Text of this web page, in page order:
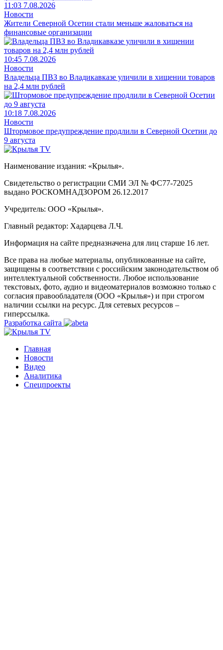
11:03 7.08.2026
Новости
Жители Северной Осетии стали меньше жаловаться на
финансовые организации
10:45 7.08.2026
Новости
Владельца ПВЗ во Владикавказе уличили в хищении товаров
на 2,4 млн рублей
10:18 7.08.2026
Новости
Штормовое предупреждение продлили в Северной Осетии до
9 августа
Наименование издания: «Крылья».
Свидетельство о регистрации СМИ ЭЛ № ФС77-72025
выдано РОСКОМНАДЗОРОМ 26.12.2017
Учредитель: ООО «Крылья».
Главный редактор: Хадарцева Л.Ч.
Информация на сайте предназначена для лиц старше 16 лет.
Все права на любые материалы, опубликованные на сайте,
защищены в соответствии с российским законодательством об
интеллектуальной собственности. Любое использование
текстовых, фото, аудио и видеоматериалов возможно только с
согласия правообладателя (ООО «Крылья») и при строгом
наличии ссылки на ресурс. Для сетевых ресурсов –
гиперссылка.
Разработка сайта
Главная
Новости
Видео
Аналитика
Спецпроекты